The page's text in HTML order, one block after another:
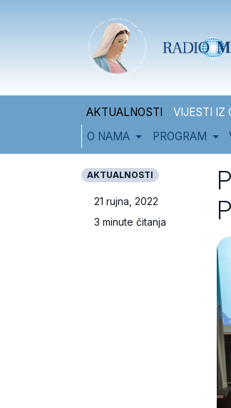
AKTUALNOSTI VIJESTI IZ
O NAMA
PROGRAM
AKTUALNOSTI
21 rujna, 2022
3 minute čitanja